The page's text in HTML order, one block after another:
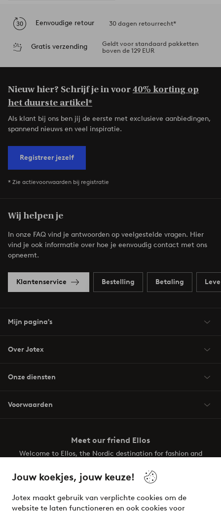
Jouw koekjes, jouw keuze!
Jotex maakt gebruik van verplichte cookies om de
website te laten functioneren en ook cookies voor
Eenvoudige retour 30 dagen retourrecht*
Gratis verzending
Geldt voor standaard pakketten
boven de 129 EUR
Nieuw hier? Schrijf je in voor40% korting op
het duurste artikel*
Als klant bij ons ben jij de eerste met exclusieve aanbiedingen,
spannend nieuws en veel inspiratie.
Registreer jezelf
* Zie actievoorwaarden bij registratie
Wij helpen je
In onze FAQ vind je antwoorden op veelgestelde vragen. Hier
vind je ook informatie over hoe je eenvoudig contact met ons
opneemt.
Klantenservice Bestelling Betaling
Mijn pagina's
Over Jotex
Onze diensten
Voorwaarden
Meet our friend Ellos
Welcome to Ellos, the Nordic destination for fashion and
your wardrobe. Your next inspiring look is here!